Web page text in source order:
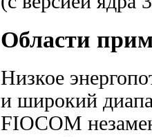
Области
Низкое
и широкий
FIOCOM